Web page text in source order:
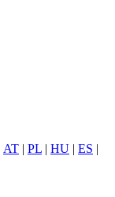
AT | PL | HU | ES |